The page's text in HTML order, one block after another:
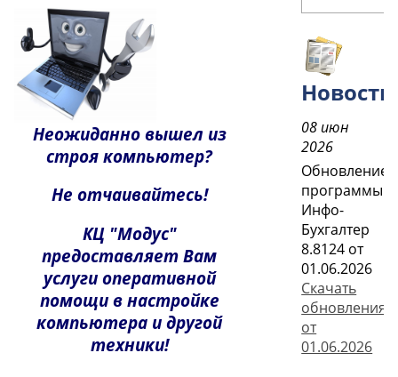
Неожиданно вышел из
строя компьютер?
Не отчаивайтесь!
КЦ "Модус"
предоставляет Вам
услуги оперативной
помощи в настройке
компьютера и другой
техники!
Новости
08 июн
2026
Обновление
программы
Инфо-
Бухгалтер
8.8124 от
01.06.2026
Скачать
обновления
от
01.06.2026